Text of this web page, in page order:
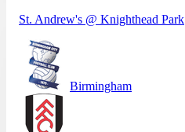
St. Andrew's @ Knighthead Park
Birmingham